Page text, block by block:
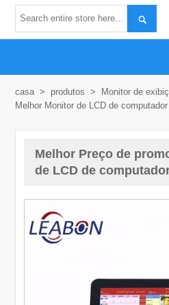

casa > produtos > Monitor de
Melhor Monitor de LCD de
Melhor Preço de
de LCD de